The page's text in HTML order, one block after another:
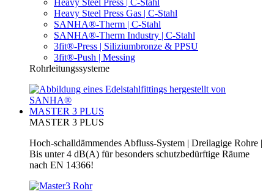
Heavy Steel Press | C-Stahl
Heavy Steel Press Gas | C-Stahl
SANHA®-Therm | C-Stahl
SANHA®-Therm Industry | C-Stahl
3fit®-Press | Siliziumbronze & PPSU
3fit®-Push | Messing
Rohrleitungssysteme
MASTER 3 PLUS
MASTER 3 PLUS
Hoch-schalldämmendes Abfluss-System | Dreilagige Rohre |
Bis unter 4 dB(A) für besonders schutzbedürftige Räume
nach EN 14366!